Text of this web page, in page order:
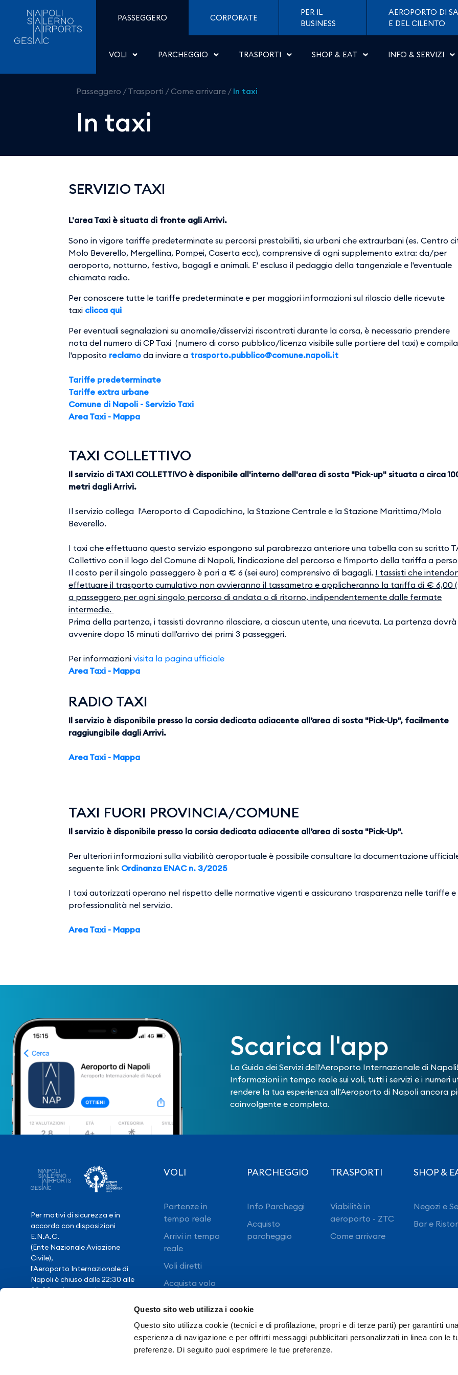
Questo sito web utilizza i cookie
Questo sito utilizza cookie (tecnici e di profilazione, propri e di terze parti) per garantirti
esperienza di navigazione e per offrirti messaggi pubblicitari personalizzati in linea con le
preferenze. Di seguito puoi esprimere le tue preferenze.
Salta al contenuto
In taxi - Aeroporti di Napoli
PASSEGGERO CORPORATE
PER IL
BUSINESS
AEROPORTO DI
E DEL CILENTO
VOLI PARCHEGGIO TRASPORTI SHOP & EAT INFO & SERVIZI
Passeggero /Trasporti /Come arrivare / In taxi
In taxi
SERVIZIO TAXI
​​​​​​L'area Taxi è situata di fronte agli Arrivi.
Sono in vigore tariffe predeterminate su percorsi prestabiliti, sia urbani che extraurbani (es. Centro
Molo Beverello, Mergellina, Pompei, Caserta ecc), comprensive di ogni supplemento extra: da/per
aeroporto, notturno, festivo, bagagli e animali. E' escluso il pedaggio della tangenziale e l'eventuale
chiamata radio.
Per conoscere tutte le tariffe predeterminate e per maggiori informazioni sul rilascio delle ricevute
taxi clicca qui
Per eventuali segnalazioni su anomalie/disservizi riscontrati durante la corsa, è necessario prendere
nota del numero di CP Taxi (numero di corso pubblico/licenza visibile sulle portiere del taxi) e
l'apposito reclamo da inviare a trasporto.pubblico@comune.napoli.it
Tariffe predeterminate
Tariffe extra urbane
Comune di Napoli - Servizio Taxi
Area Taxi - Mappa
TAXI COLLETTIVO
Il servizio di TAXI COLLETTIVO è disponibile all'interno dell'area di sosta "Pick-up" situata a circa
metri dagli Arrivi.
Il servizio collega l'Aeroporto di Capodichino, la Stazione Centrale e la Stazione Marittima/Molo
Beverello.
I taxi che effettuano questo servizio espongono sul parabrezza anteriore una tabella con su scritto
Collettivo con il logo del Comune di Napoli, l'indicazione del percorso e l'importo della tariffa a
Il costo per il singolo passeggero è pari a € 6 (sei euro) comprensivo di bagagli. I tassisti che
effettuare il trasporto cumulativo non avvieranno il tassametro e applicheranno la tariffa di € 6,00
a passeggero per ogni singolo percorso di andata o di ritorno, indipendentemente dalle fermate
intermedie.
Prima della partenza, i tassisti dovranno rilasciare, a ciascun utente, una ricevuta. La partenza dovrà
avvenire dopo 15 minuti dall'arrivo dei primi 3 passeggeri.
Per informazionivisita la pagina ufficiale
Area Taxi - Mappa
RADIO TAXI
Il servizio è disponibile presso la corsia dedicata adiacente all’area di sosta "Pick-Up", facilmente
raggiungibile dagli Arrivi.
Area Taxi - Mappa
TAXI FUORI PROVINCIA/COMUNE
Il servizio è disponibile presso la corsia dedicata adiacente all’area di sosta "Pick-Up".
Per ulteriori informazioni sulla viabilità aeroportuale è possibile consultare la documentazione
seguente link Ordinanza ENAC n. 3/2025
I taxi autorizzati operano nel rispetto delle normative vigenti e assicurano trasparenza nelle tariffe e
professionalità nel servizio.
Area Taxi - Mappa
Scarica l'app
La Guida dei Servizi dell'Aeroporto Internazionale di
Informazioni in tempo reale sui voli, tutti i servizi e i numeri
rendere la tua esperienza all'Aeroporto di Napoli ancora
coinvolgente e completa.
Per motivi di sicurezza e in
accordo con disposizioni
E.N.A.C.
(Ente Nazionale Aviazione
Civile),
l'Aeroporto Internazionale di
Napoli è chiuso dalle 22:30 alle
03:30, salvo eccezionale
VOLI
Partenze in
tempo reale
Arrivi in tempo
reale
Voli diretti
Acquista volo
PARCHEGGIO
Info Parcheggi
Acquisto
parcheggio
TRASPORTI
Viabilità in
aeroporto - ZTC
Come arrivare
SHOP &
Negozi e
Bar e